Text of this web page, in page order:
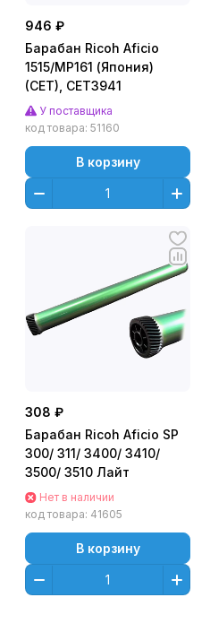
946 ₽
Барабан Ricoh Aficio
1515/MP161 (Япония)
(CET), CET3941
У поставщика
код товара: 51160
В корзину
308 ₽
Барабан Ricoh Aficio SP
300/ 311/ 3400/ 3410/
3500/ 3510 Лайт
Нет в наличии
код товара: 41605
В корзину